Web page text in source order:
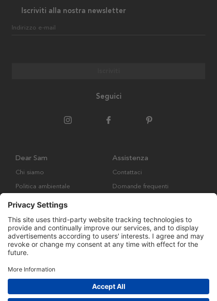
Iscriviti alla nostra newsletter
Indirizzo e-mail
Seguici
Dear Sam
Chi siamo
Politica ambientale
Collaborazione
Assistenza
Contattaci
Domande frequenti